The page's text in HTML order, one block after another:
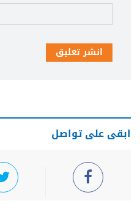
انشر تعليق
ابقى على تواصل